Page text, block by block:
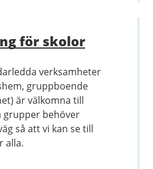
för skolor
verksamheter
gruppboende
är välkomna till
grupper behöver
så att vi kan se till
alla.